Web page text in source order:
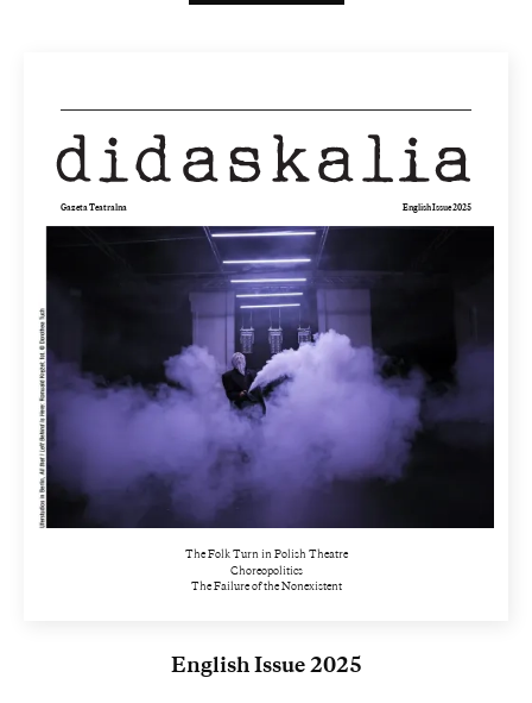
(3.06
Gazeta Teatralna English Issue 2025
The Folk Turn in Polish Theatre
Choreopolitics
The Failure of the Nonexistent
English Issue 2025